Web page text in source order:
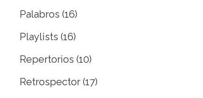
Palabros (16)
Playlists (16)
Repertorios (10)
Retrospector (17)